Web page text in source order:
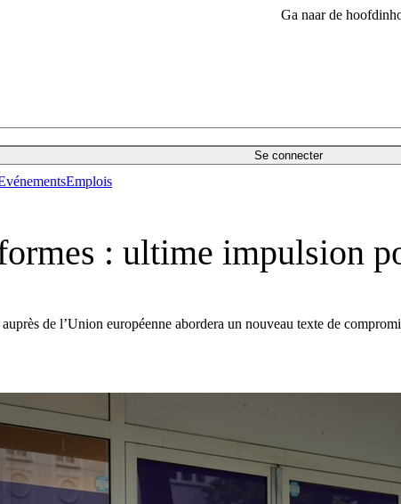
Ga naar de
Se connecter
Emplois
: ultime impulsion
de l’Union européenne abordera un nouveau texte de